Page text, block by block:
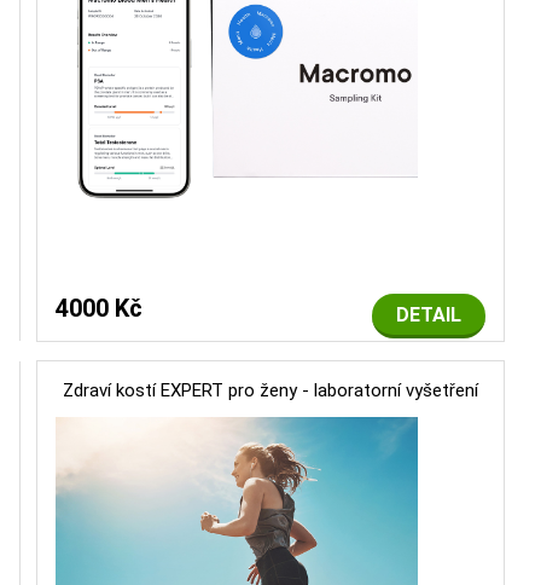
DETAIL
4000 Kč
Zdraví kostí EXPERT pro ženy - laboratorní vyšetření